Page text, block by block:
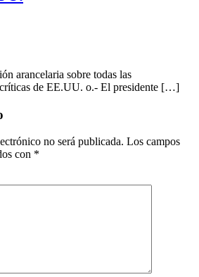
arancelaria sobre todas las
de EE.UU. o.- El presidente […]
no será publicada. Los campos
con *